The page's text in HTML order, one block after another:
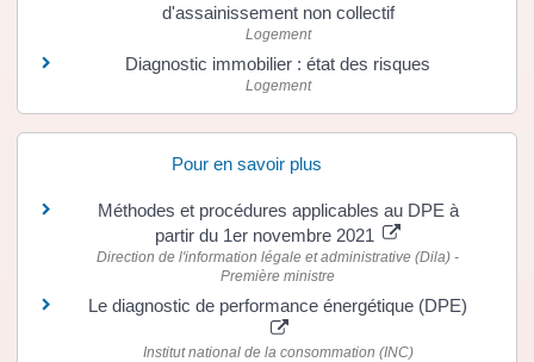
d'assainissement non collectif
Logement
Diagnostic immobilier : état des risques
Logement
Pour en savoir plus
Méthodes et procédures applicables au DPE à
partir du 1er novembre 2021
Direction de l'information légale et administrative (Dila) -
Première ministre
Le diagnostic de performance énergétique (DPE)
Institut national de la consommation (INC)